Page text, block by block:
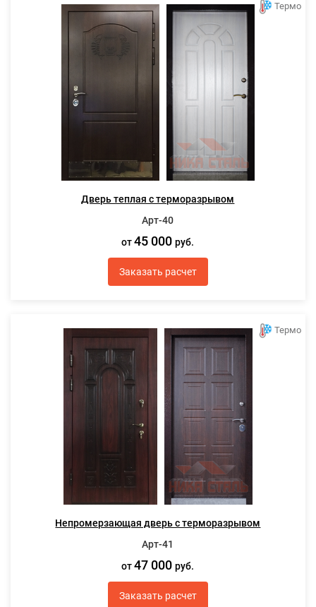
Термо
Дверь теплая с терморазрывом
Арт-40
от45 000руб.
Заказать расчет
Термо
Непромерзающая дверь с терморазрывом
Арт-41
от47 000руб.
Заказать расчет